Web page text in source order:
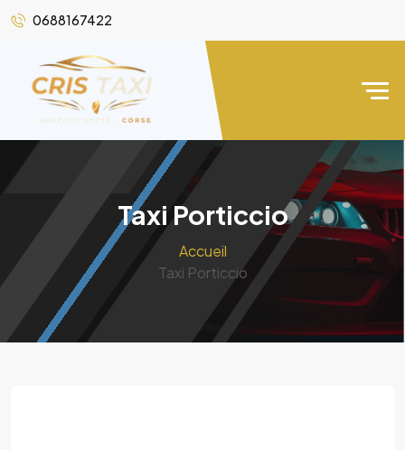
0688167422
Taxi Porticcio
Accueil
Taxi Porticcio